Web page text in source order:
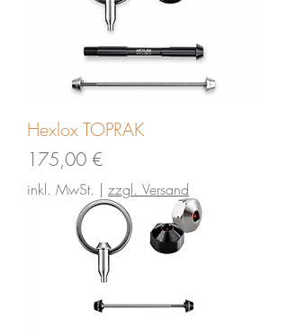
Hexlox TOPRAK
Preis
175,00 €
inkl. MwSt. | zzgl. Versand